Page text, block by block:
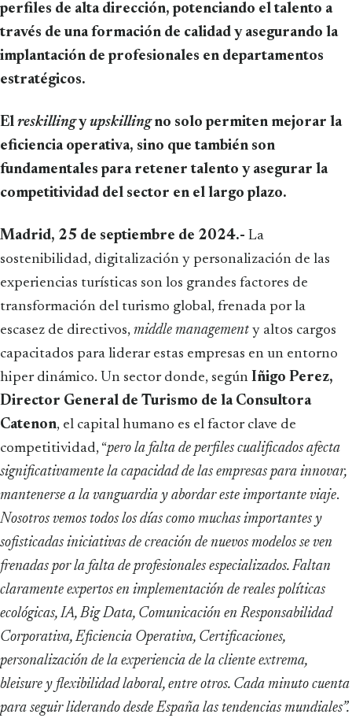
perfiles de alta dirección, potenciando el talento a
través de una formación de calidad y asegurando la
implantación de profesionales en departamentos
estratégicos.
El reskillingyupskillingno solo permiten mejorar la
eficiencia operativa, sino que también son
fundamentales para retener talento y asegurar la
competitividad del sector en el largo plazo.
Madrid, 25 de septiembre de 2024.- La
sostenibilidad, digitalización y personalización de las
experiencias turísticas son los grandes factores de
transformación del turismo global, frenada por la
escasez de directivos, middle management y altos cargos
capacitados para liderar estas empresas en un entorno
hiper dinámico. Un sector donde, según Iñigo Perez,
Director General de Turismo de la Consultora
Catenon, el capital humano es el factor clave de
competitividad, “pero la falta de perfiles cualificados afecta
significativamente la capacidad de las empresas para innovar,
mantenerse a la vanguardia y abordar este importante viaje.
Nosotros vemos todos los días como muchas importantes y
sofisticadas iniciativas de creación de nuevos modelos se ven
frenadas por la falta de profesionales especializados. Faltan
claramente expertos en implementación de reales políticas
ecológicas, IA, Big Data, Comunicación en Responsabilidad
Corporativa, Eficiencia Operativa, Certificaciones,
personalización de la experiencia de la cliente extrema,
bleisure y flexibilidad laboral, entre otros. Cada minuto cuenta
para seguir liderando desde España las tendencias mundiales”.